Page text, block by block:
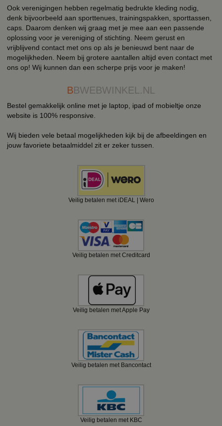
Ook verenigingen hebben regelmatig bedrukte kleding nodig,
denk bijvoorbeeld aan sporttenues, trainingspakken, sporttassen,
caps. Daarom denken wij graag met je mee aan een passende
oplossing voor je vereniging of stichting. Neem gerust en
vrijblijvend contact met ons op als je benieuwd bent naar de
mogelijkheden. Neem bij grotere aantallen altijd even contact met
ons op! Wij kunnen dan een scherpe prijs voor je maken!
BBWEBWINKEL.NL
Bestel gemakkelijk online met je laptop, ipad of mobieltje onze
website is 100% responsive.
Wij bieden vele betaal mogelijkheden kijk bij de afbeeldingen en
jouw favoriete betaalmiddel zit er zeker tussen.
Veilig betalen met iDEAL | Wero
Veilig betalen met Creditcard
Veilig betalen met Apple Pay
Veilig betalen met Bancontact
Veilig betalen met KBC